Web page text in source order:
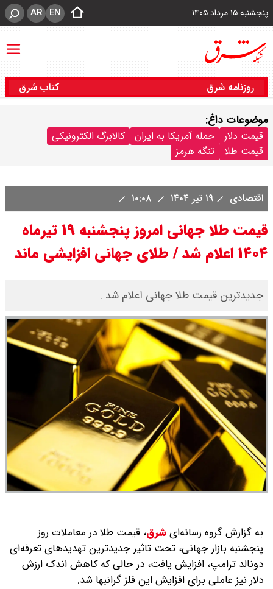
پنجشنبه ۱۵ مرداد ۱۴۰۵ EN
AR
روزنامه شرق کتاب شرق
موضوعات داغ:
قیمت دلار حمله آمریکا به ایران
کالابرگ الکترونیکی
قیمت طلا
تنگه هرمز
اقتصادی ۱۹ تیر ۱۴۰۴
قیمت طلا جهانی امروز پنجشنبه ۱۹ تیرماه
۱۴۰۴ اعلام شد / طلای جهانی افزایشی ماند
جدیدترین قیمت طلا جهانی اعلام شد .
به گزارش گروه رسانه‌ایشرق، قیمت طلا در معاملات روز
پنجشنبه بازار جهانی، تحت تاثیر جدیدترین تهدیدهای تعرفه‌ای
دونالد ترامپ، افزایش یافت، در حالی که کاهش اندک ارزش
دلار نیز عاملی برای افزایش این فلز گرانبها شد.